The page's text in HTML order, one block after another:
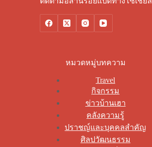
หมวดหมู่บทความ
Travel
กิจกรรม
ข่าวบ้านเฮา
คลังความรู้
ปราชญ์และบุคคลสำคัญ
ศิลปวัฒนธรรม